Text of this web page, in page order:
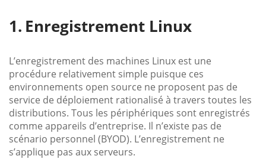
Enregistrement Linux
L’enregistrement des machines Linux est une
procédure relativement simple puisque ces
environnements open source ne proposent pas de
service de déploiement rationalisé à travers toutes les
distributions. Tous les périphériques sont enregistrés
comme appareils d’entreprise. Il n’existe pas de
scénario personnel (BYOD). L’enregistrement ne
s’applique pas aux serveurs.